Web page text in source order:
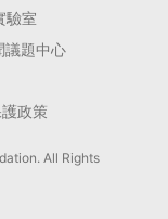
驗室
議題中心
政策
All Rights